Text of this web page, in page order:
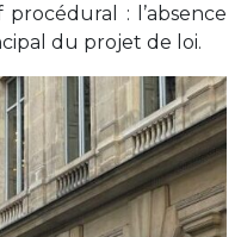
: l’absence
du projet de loi.